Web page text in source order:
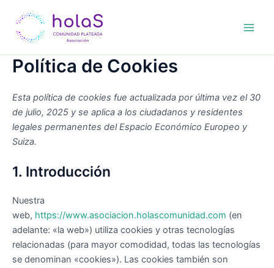
contenido
Política de Cookies
Esta política de cookies fue actualizada por última vez el 30
de julio, 2025 y se aplica a los ciudadanos y residentes
legales permanentes del Espacio Económico Europeo y
Suiza.
1. Introducción
Nuestra
web, https://www.asociacion.holascomunidad.com (en
adelante: «la web») utiliza cookies y otras tecnologías
relacionadas (para mayor comodidad, todas las tecnologías
se denominan «cookies»). Las cookies también son